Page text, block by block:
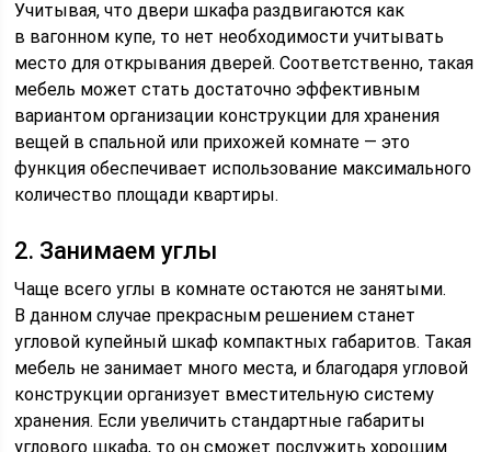
Учитывая, что двери шкафа раздвигаются как
в вагонном купе, то нет необходимости учитывать
место для открывания дверей. Соответственно, такая
мебель может стать достаточно эффективным
вариантом организации конструкции для хранения
вещей в спальной или прихожей комнате — это
функция обеспечивает использование максимального
количество площади квартиры.
2. Занимаем углы
Чаще всего углы в комнате остаются не занятыми.
В данном случае прекрасным решением станет
угловой купейный шкаф компактных габаритов. Такая
мебель не занимает много места, и благодаря угловой
конструкции организует вместительную систему
хранения. Если увеличить стандартные габариты
углового шкафа, то он сможет послужить хорошим